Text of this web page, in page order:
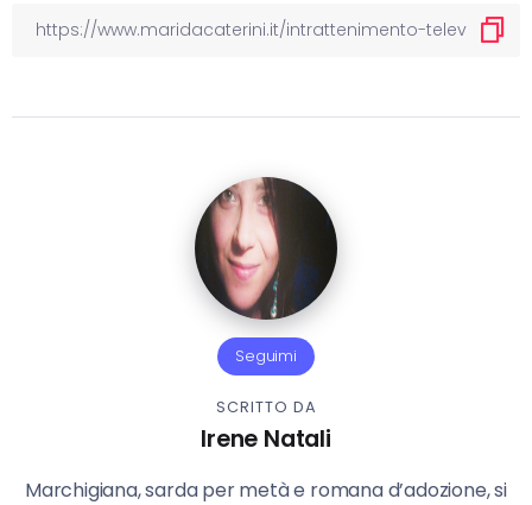
Seguimi
SCRITTO DA
Irene Natali
Marchigiana, sarda per metà e romana d’adozione, si